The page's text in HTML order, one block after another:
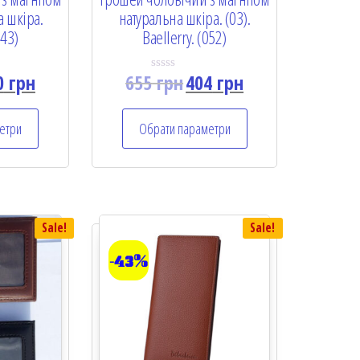
шкіра.
грн
натуральна шкіра. (03).
Baellerry. (052)
R
a
d
0
o
u
5
655грн404 грн
Обрати параметри
Sale! Sale!
-43%